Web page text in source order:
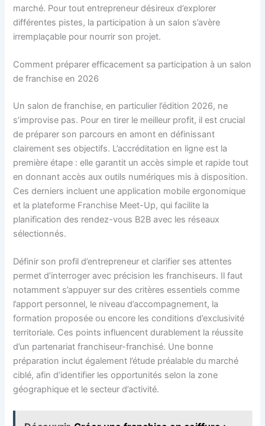
marché. Pour tout entrepreneur désireux d’explorer
différentes pistes, la participation à un salon s’avère
irremplaçable pour nourrir son projet.
Comment préparer efficacement sa participation à un salon
de franchise en 2026
Un salon de franchise, en particulier l’édition 2026, ne
s’improvise pas. Pour en tirer le meilleur profit, il est crucial
de préparer son parcours en amont en définissant
clairement ses objectifs. L’accréditation en ligne est la
première étape : elle garantit un accès simple et rapide tout
en donnant accès aux outils numériques mis à disposition.
Ces derniers incluent une application mobile ergonomique
et la plateforme Franchise Meet-Up, qui facilite la
planification des rendez-vous B2B avec les réseaux
sélectionnés.
Définir son profil d’entrepreneur et clarifier ses attentes
permet d’interroger avec précision les franchiseurs. Il faut
notamment s’appuyer sur des critères essentiels comme
l’apport personnel, le niveau d’accompagnement, la
formation proposée ou encore les conditions d’exclusivité
territoriale. Ces points influencent durablement la réussite
d’un partenariat franchiseur-franchisé. Une bonne
préparation inclut également l’étude préalable du marché
ciblé, afin d’identifier les opportunités selon la zone
géographique et le secteur d’activité.